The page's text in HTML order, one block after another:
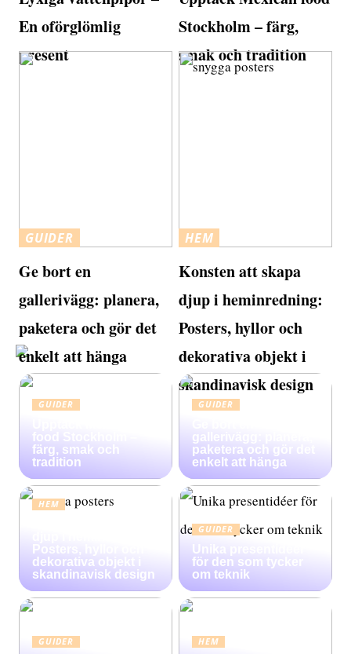
En oförglömlig
present
Stockholm – färg,
smak och tradition
GUIDER
Ge bort en
gallerivägg: planera,
paketera och gör det
enkelt att hänga
HEM
Konsten att skapa
djup i heminredning:
Posters, hyllor och
dekorativa objekt i
skandinavisk design
GUIDER
food Stockholm –
färg, smak och
tradition
GUIDER
gallerivägg: planera,
paketera och gör det
enkelt att hänga
HEM
Posters, hyllor och
dekorativa objekt i
skandinavisk design
GUIDER
Unika presentidéer
för den som tycker
om teknik
GUIDER HEM